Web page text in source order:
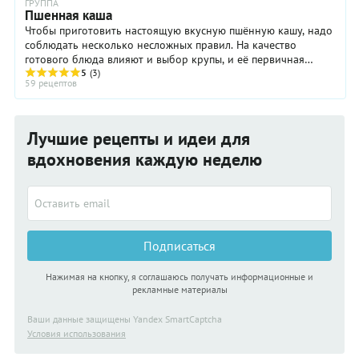
ГРУППА
Пшенная каша
Чтобы приготовить настоящую вкусную пшённую кашу, надо
соблюдать несколько несложных правил. На качество
готового блюда влияют и выбор крупы, и её первичная
обработка, и способ приготовления каши ...
5 (3)
59 рецептов
Лучшие рецепты и идеи для
вдохновения каждую неделю
Подписаться
Нажимая на кнопку, я соглашаюсь получать информационные и
рекламные материалы
Ваши данные защищены Yandex SmartCaptcha
Условия использования